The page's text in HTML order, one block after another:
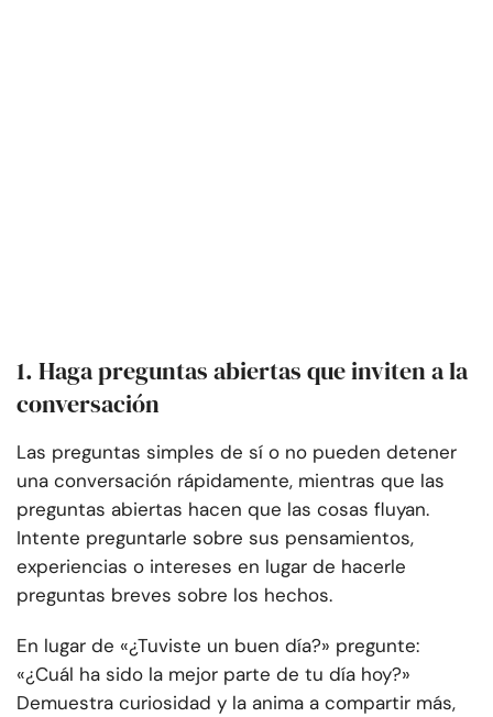
1. Haga preguntas abiertas que inviten a la
conversación
Las preguntas simples de sí o no pueden detener
una conversación rápidamente, mientras que las
preguntas abiertas hacen que las cosas fluyan.
Intente preguntarle sobre sus pensamientos,
experiencias o intereses en lugar de hacerle
preguntas breves sobre los hechos.
En lugar de «¿Tuviste un buen día?» pregunte:
«¿Cuál ha sido la mejor parte de tu día hoy?»
Demuestra curiosidad y la anima a compartir más,